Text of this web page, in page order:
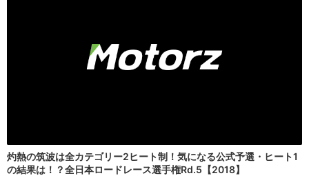
灼熱の筑波は全カテゴリー2ヒート制！気になる公式予選・ヒート1
の結果は！？全日本ロードレース選手権Rd.5【2018】